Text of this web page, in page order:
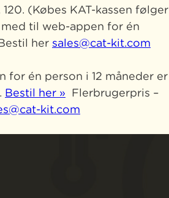
(Købes KAT-kassen følger
til web-appen for én
her sales@cat-kit.com
for én person i 12 måneder er
Bestil her » Flerbrugerpris –
kit.com